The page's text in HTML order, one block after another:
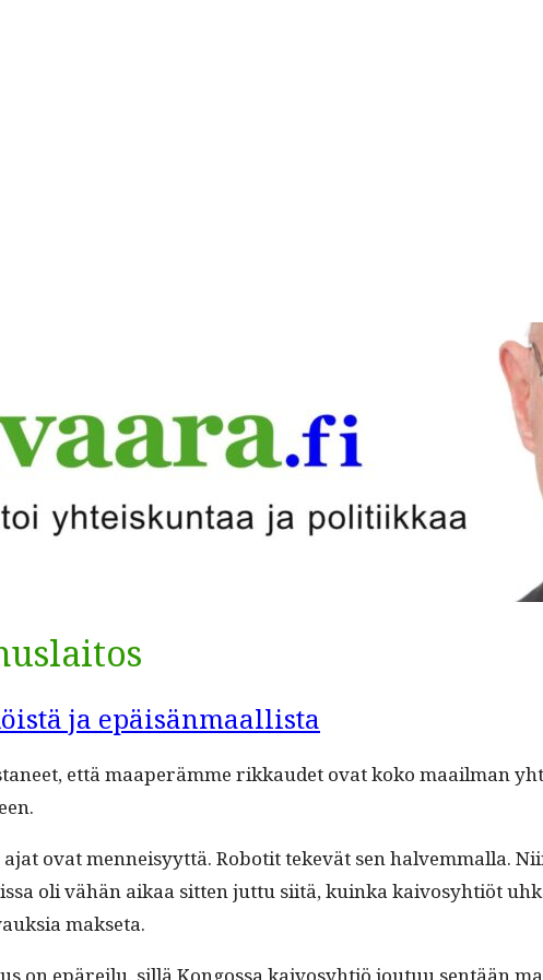
ja epäisänmaallista
että maaperämme rikkaudet ovat koko maail­man
ovat men­neisyyt­tä. Robot­it tekevät sen halvem­mal­la.
oli vähän aikaa sit­ten jut­tu siitä, kuin­ka kaivosy­htiöt
makseta.
on epäreilu, sil­lä Kon­gos­sa kaivosy­htiö joutuu sen­tään